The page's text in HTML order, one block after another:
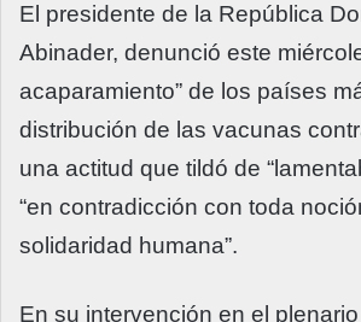
El presidente de la República
Abinader, denunció este
acaparamiento” de los países
distribución de las vacunas
una actitud que tildó de
“en contradicción con toda
solidaridad humana”.
En su intervención en el